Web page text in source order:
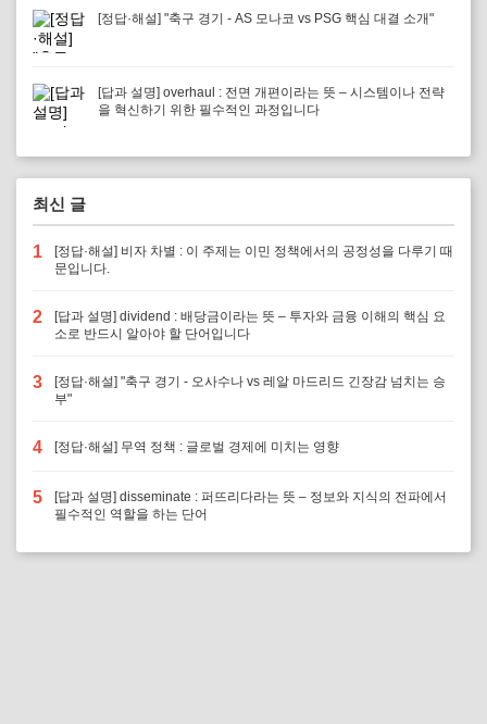
[정답·해설] "축구 경기 - AS 모나코 vs PSG 핵심 대결 소개"
[답과 설명] overhaul : 전면 개편이라는 뜻 – 시스템이나 전략
을 혁신하기 위한 필수적인 과정입니다
최신 글
1
[정답·해설] 비자 차별 : 이 주제는 이민 정책에서의 공정성을 다루기 때
문입니다.
2
[답과 설명] dividend : 배당금이라는 뜻 – 투자와 금융 이해의 핵심 요
소로 반드시 알아야 할 단어입니다
3
[정답·해설] "축구 경기 - 오사수나 vs 레알 마드리드 긴장감 넘치는 승
부"
4 [정답·해설] 무역 정책 : 글로벌 경제에 미치는 영향
5
[답과 설명] disseminate : 퍼뜨리다라는 뜻 – 정보와 지식의 전파에서
필수적인 역할을 하는 단어